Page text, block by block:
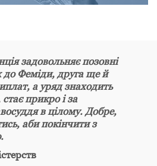
задовольняє позовні
до Феміди, друга ще й
а уряд знаходить
прикро і за
в цілому. Добре,
аби покінчити з